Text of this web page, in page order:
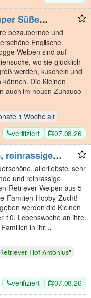
Süße
bezaubernde und
Englische
Welpen sind auf
wo sie glücklich
werden, kuscheln und
können. Die Kleinen
auch im neuen Zuhause
1 Woche alt
verifiziert 07.08.26
reinrassige
allerliebste, sehr
und reinrassige
Retriever-Welpen aus 5-
Familien-Hobby-Zucht!
werden die Kleinen
10. Lebenswoche an ihre
Familien in ihr…
Hof Antonius"
verifiziert 07.08.26